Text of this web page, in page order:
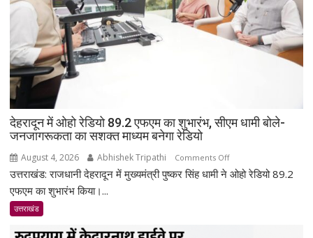
देहरादून में ओहो रेडियो 89.2 एफएम का शुभारंभ, सीएम धामी बोले-
जनजागरूकता का सशक्त माध्यम बनेगा रेडियो
August 4, 2026 Abhishek Tripathi Comments Offon
देहरादून
उत्तराखंड: राजधानी देहरादून में मुख्यमंत्री पुष्कर सिंह धामी ने ओहो रेडियो 89.2
एफएम का शुभारंभ किया।...
उत्तराखंड